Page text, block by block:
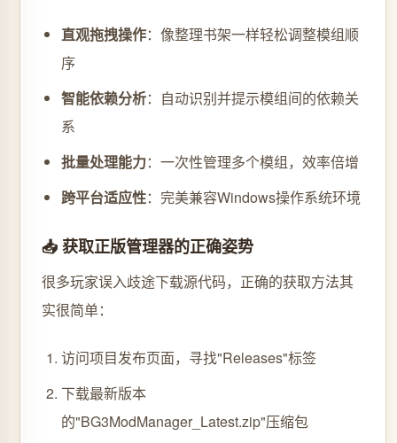
直观拖拽操作：像整理书架一样轻松调整模组顺
序
智能依赖分析：自动识别并提示模组间的依赖关
系
批量处理能力：一次性管理多个模组，效率倍增
跨平台适应性：完美兼容Windows操作系统环境
📥 获取正版管理器的正确姿势
很多玩家误入歧途下载源代码，正确的获取方法其
实很简单：
访问项目发布页面，寻找"Releases"标签
下载最新版本
的"BG3ModManager_Latest.zip"压缩包